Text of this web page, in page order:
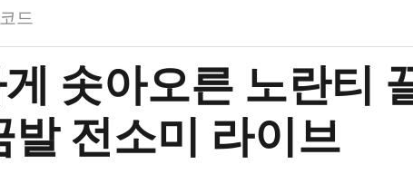
드
솟아오른 노란티
발 전소미 라이브